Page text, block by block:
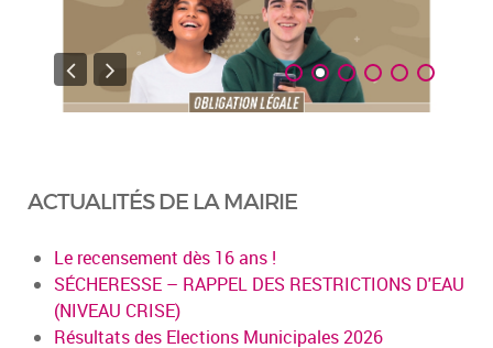
ACTUALITÉS DE LA MAIRIE
Le recensement dès 16 ans !
SÉCHERESSE – RAPPEL DES RESTRICTIONS D'EAU
(NIVEAU CRISE)
Résultats des Elections Municipales 2026